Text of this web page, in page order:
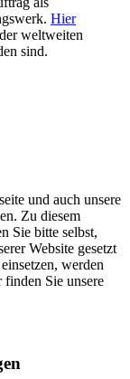
Hier
weltweiten
sind.
und auch unsere
Zu diesem
Sie bitte selbst,
Website gesetzt
werden
Sie unsere